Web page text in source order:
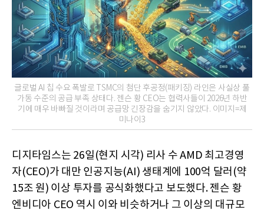
글로벌 AI 칩 수요 폭발로 TSMC의 첨단 후공정(패키징) 라인은 사실상 풀
가동 수준의 공급 부족 상태다. 젠슨 황 CEO는 협력사들이 2026년 하반
기에 매우 바빠질 것이라며 공급망 긴장감을 숨기지 않았다. 이미지=제
미나이3
디지타임스는 26일(현지 시각) 리사 수 AMD 최고경영
자(CEO)가 대만 인공지능(AI) 생태계에 100억 달러(약
15조 원) 이상 투자를 공식화했다고 보도했다. 젠슨 황
엔비디아 CEO 역시 이와 비슷하거나 그 이상의 대규모